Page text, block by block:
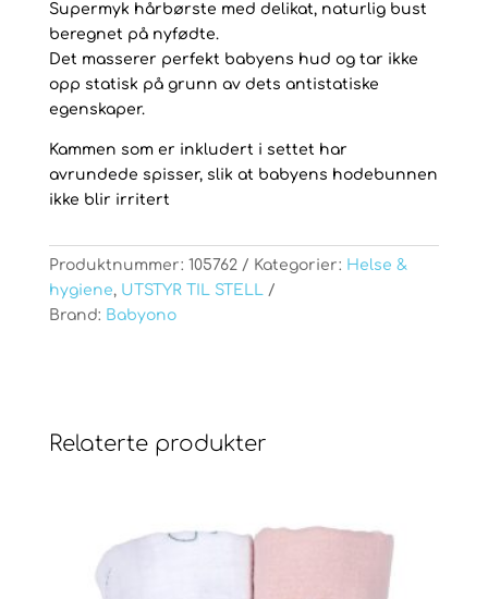
Supermyk hårbørste med delikat, naturlig bust
beregnet på nyfødte.
Det masserer perfekt babyens hud og tar ikke
opp statisk på grunn av dets antistatiske
egenskaper.
Kammen som er inkludert i settet har
avrundede spisser, slik at babyens hodebunnen
ikke blir irritert
Produktnummer: 105762 Kategorier: Helse &
hygiene, UTSTYR TIL STELL
Brand: Babyono
Relaterte produkter